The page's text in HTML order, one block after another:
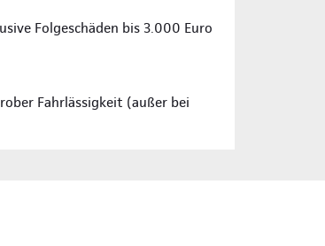
Folgeschäden bis 3.000 Euro
Fahrlässigkeit (außer bei